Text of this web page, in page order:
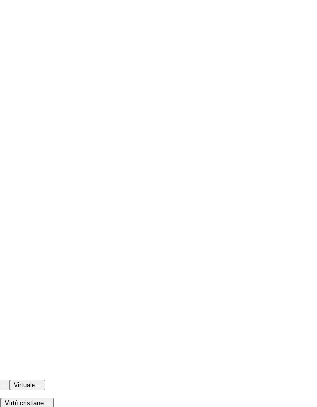
Virtuale
Virtù cristiane